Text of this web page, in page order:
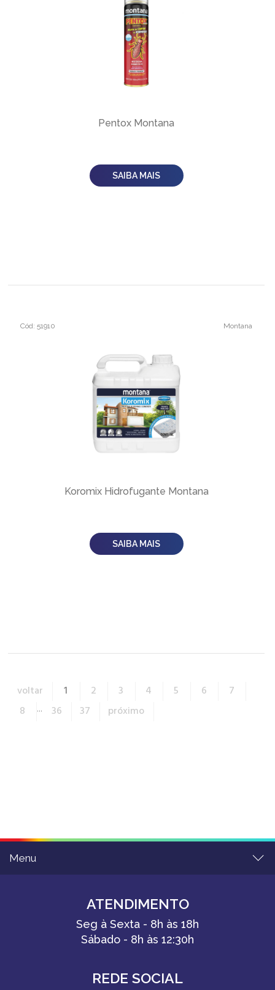
Pentox Montana
SAIBA MAIS
Cód: 51910 Montana
Koromix Hidrofugante Montana
SAIBA MAIS
voltar 1 2 3 4 5 6
7
8
36 37 próximo
Menu
ATENDIMENTO
Seg à Sexta - 8h às 18h
Sábado - 8h às 12:30h
REDE SOCIAL